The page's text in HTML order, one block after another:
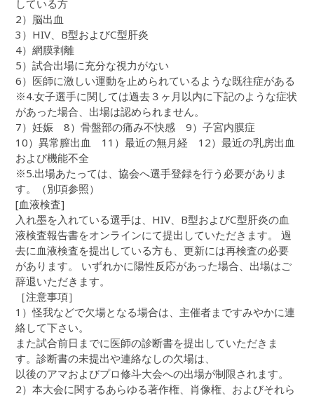
している方
2）脳出血
3）HIV、B型およびC型肝炎
4）網膜剥離
5）試合出場に充分な視力がない
6）医師に激しい運動を止められているような既往症がある
※4.女子選手に関しては過去３ヶ月以内に下記のような症状
があった場合、出場は認められません。
7）妊娠 8）骨盤部の痛み不快感 9）子宮内膜症
10）異常膣出血 11）最近の無月経 12）最近の乳房出血
および機能不全
※5.出場あたっては、協会へ選手登録を行う必要がありま
す。（別項参照）
[血液検査]
入れ墨を入れている選手は、HIV、B型およびC型肝炎の血
液検査報告書をオンラインにて提出していただきます。 過
去に血液検査を提出している方も、更新には再検査の必要
があります。 いずれかに陽性反応があった場合、出場はご
辞退いただきます。
［注意事項］
1）怪我などで欠場となる場合は、主催者まですみやかに連
絡して下さい。
また試合前日までに医師の診断書を提出していただきま
す。診断書の未提出や連絡なしの欠場は、
以後のアマおよびプロ修斗大会への出場が制限されます。
2）本大会に関するあらゆる著作権、肖像権、およびそれら